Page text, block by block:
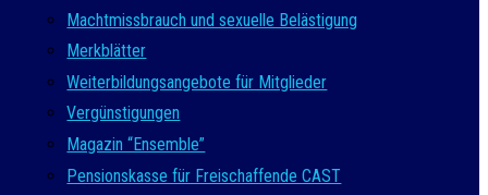
Machtmissbrauch und sexuelle Belästigung
Merkblätter
Weiterbildungsangebote für Mitglieder
Vergünstigungen
Magazin “Ensemble”
Pensionskasse für Freischaffende CAST